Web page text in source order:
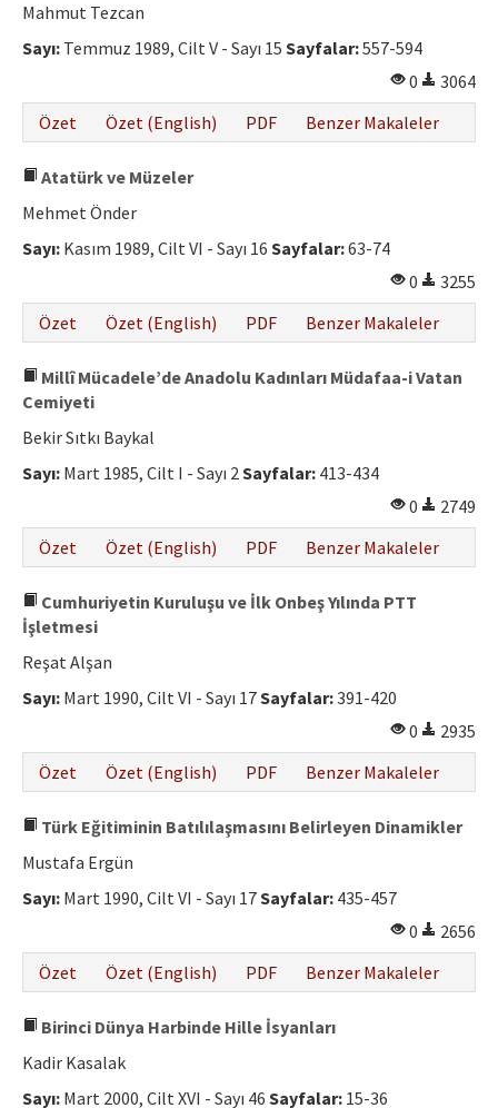
Mahmut Tezcan
Sayı: Temmuz 1989, Cilt V - Sayı 15 Sayfalar:557-594
0
3064
Özet
Özet (English) PDF Benzer Makaleler
Atatürk ve Müzeler
Mehmet Önder
Sayı: Kasım 1989, Cilt VI - Sayı 16 Sayfalar:63-74
0
3255
Özet
Özet (English) PDF Benzer Makaleler
Millî Mücadele’de Anadolu Kadınları Müdafaa-i Vatan
Cemiyeti
Bekir Sıtkı Baykal
Sayı: Mart 1985, Cilt I - Sayı 2Sayfalar: 413-434
0
2749
Özet
Özet (English) PDF Benzer Makaleler
Cumhuriyetin Kuruluşu ve İlk Onbeş Yılında PTT
İşletmesi
Reşat Alşan
Sayı: Mart 1990, Cilt VI - Sayı 17Sayfalar:391-420
0
2935
Özet
Özet (English) PDF Benzer Makaleler
Türk Eğitiminin Batılılaşmasını Belirleyen Dinamikler
Mustafa Ergün
Sayı: Mart 1990, Cilt VI - Sayı 17Sayfalar: 435-457
0
2656
Özet
Özet (English) PDF Benzer Makaleler
Birinci Dünya Harbinde Hille İsyanları
Kadir Kasalak
Sayı: Mart 2000, Cilt XVI - Sayı 46 Sayfalar: 15-36